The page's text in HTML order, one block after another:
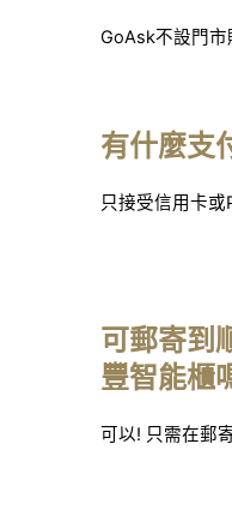
GoAsk不設門市
有什麼支
只接受信用卡或
可郵寄到
豐智能櫃
可以! 只需在郵